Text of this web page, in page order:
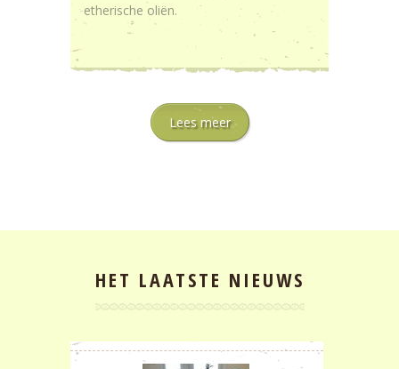
etherische oliën.
Lees meer
HET LAATSTE NIEUWS